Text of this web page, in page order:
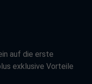
auf die erste
exklusive Vorteile